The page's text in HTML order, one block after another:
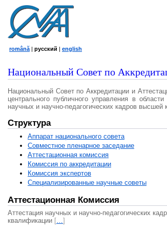
română | русский | english
Национальный Совет по
Национальный Совет по Аккредитации и
центрального публичного управления в
научных и научно-педагогических кадров высшей
Структура
Аппарат национального совета
Совместное пленарное заседание
Аттестационная комисcия
Комиссия по аккредитации
Комиссия экспертов
Специализированные научные советы
Аттестационная Комиссия
Аттестация научных и научно-педагогических
квалификации […]